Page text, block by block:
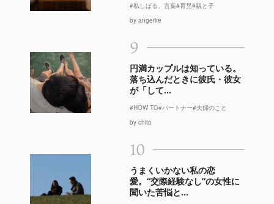
#私しばる、言葉#育児#親と子
by angerire
9
円満カップルは知っている。
落ち込んだときに彼氏・彼女
が「して...
#HOW TO#パートナー#夫婦のこと
by chito
10
うまくいかない私の恋
愛。“交際経験なし”の女性に
聞いた苦悩と...